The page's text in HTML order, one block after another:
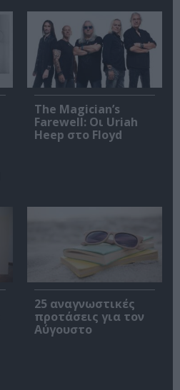
The Magician’s
Farewell: Οι Uriah
Heep στο Floyd
25 αναγνωστικές
προτάσεις για τον
Αύγουστο